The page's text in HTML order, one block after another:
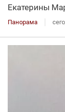
Екатерины
Панорама